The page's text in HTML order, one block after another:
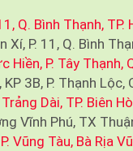
Q. Bình Thạnh, TP.
P. 11, Q. Bình
P. Tây Thạnh,
3B, P. Thạnh Lộc,
Dài, TP. Biên
Vĩnh Phú, TX
Vũng Tàu, Bà Rịa